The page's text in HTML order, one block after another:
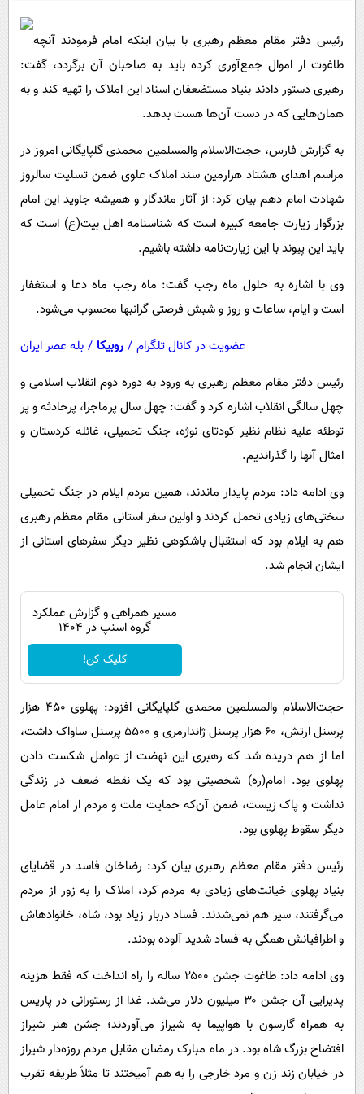
فناوری
گوناگون
حوادث
سلامت
بین الملل
اجتماعی
حیات وحش
سیاست خارجی
روانشناسی
آشپزی
دانلود
رئیس دفتر مقام معظم رهبری با بیان اینکه امام فرمودند آنچه
طاغوت از اموال جمع‌آوری کرده باید به صاحبان آن برگردد، گفت:
رهبری دستور دادند بنیاد مستضعفان اسناد این املاک را تهیه کند و به
همان‌هایی که در دست آن‌ها هست بدهد.
به گزارش فارس، حجت‌الاسلام والمسلمین محمدی گلپایگانی امروز در
مراسم اهدای هشتاد هزارمین سند املاک علوی ضمن تسلیت سالروز
شهادت امام دهم بیان کرد: از‌‌‌‌‌‌‌‌‌‌‌‌‌‌‌‌‌‌‌‌‌‌‌‌‌‌‌‌‌‌‌‌‌‌‌‌‌‌‌‌‌‌‌‌‌‌‌‌‌‌‌‌‌‌‌‌‌‌‌‌‌‌‌‌‌‌‌‌‌‌‌‌‌‌‌‌‌‌‌‌‌‌‌‌‌‌‌‌‌‌‌‌‌‌‌‌‌‌‌‌‌‌‌‌‌‌‌‌‌‌‌‌‌‌‌‌‌‌‌‌‌‌‌‌‌‌‌‌‌‌‌ آثار ماندگار و همیشه جاوید این امام
بزرگوار زیارت جامعه کبیره است که شناسنامه اهل بیت(ع) است که
باید این پیوند با این زیارت‌نامه داشته باشیم.
وی با اشاره به حلول ماه رجب گفت: ماه رجب ماه دعا و استغفار
است و ایام، ساعات و روز و شبش فرصتی گرانبها محسوب می‌شود.
عضویت در کانال تلگرام / روبیکا / بله عصر ایران
رئیس دفتر مقام معظم رهبری به ورود به دوره دوم انقلاب اسلامی و
چهل سالگی انقلاب اشاره کرد و گفت: چهل سال پرماجرا، پرحادثه و پر
توطئه علیه نظام نظیر کودتای نوژه، جنگ تحمیلی، غائله کردستان و
امثال آنها را گذراندیم.
وی ادامه داد:‌‌‌‌‌‌‌‌‌‌‌‌‌‌‌‌‌‌‌‌‌‌‌‌‌‌‌‌‌‌‌‌‌‌‌‌‌‌‌‌‌‌‌‌‌‌‌‌‌‌‌‌‌‌‌‌‌‌‌‌‌‌‌‌‌‌‌‌‌‌‌‌‌‌‌‌‌‌‌‌‌‌‌‌‌‌‌‌‌‌‌‌‌‌‌‌‌‌‌‌‌‌‌‌‌‌‌‌‌‌‌‌‌‌‌‌‌‌‌‌‌‌‌‌‌‌‌‌‌‌‌‌‌‌‌‌‌‌‌‌‌‌‌‌‌‌‌‌‌‌‌‌‌‌‌‌‌‌‌‌‌‌‌‌‌‌‌‌‌‌‌‌‌‌‌‌‌‌‌‌‌‌‌‌‌‌‌‌‌‌‌‌‌‌‌‌‌‌‌‌‌‌‌‌‌‌‌‌‌‌‌‌‌‌‌‌‌‌‌‌‌‌‌‌‌ مردم پایدار ماندند، همین مردم ایلام در جنگ تحمیلی
سختی‌های زیادی تحمل کردند و اولین سفر استانی مقام معظم رهبری
هم به ایلام بود که استقبال باشکوهی نظیر دیگر سفرهای استانی از‌‌‌‌‌‌‌‌‌‌‌‌‌‌‌‌‌‌‌‌‌‌‌‌‌‌‌‌‌‌‌‌‌‌‌‌‌‌‌‌‌‌‌‌‌‌‌‌‌‌‌‌‌‌‌‌‌‌‌‌‌‌‌‌‌‌‌‌‌‌‌‌‌‌‌‌‌‌‌‌‌‌‌‌‌‌‌‌‌‌‌‌‌‌‌‌‌‌‌‌‌‌‌‌‌‌‌‌‌‌‌‌‌‌‌‌‌‌‌‌‌‌‌‌‌‌‌‌‌‌‌
ایشان انجام شد.
مسیر همراهی و گزارش عملکرد
گروه اسنپ در ۱۴۰۴
کلیک کن!
حجت‌الاسلام والمسلمین محمدی گلپایگانی افزود‌‌‌‌‌‌‌‌‌‌‌‌‌‌‌‌‌‌‌‌‌‌‌‌‌‌‌‌‌‌‌‌‌‌‌‌‌‌‌‌‌‌‌‌‌‌‌‌‌‌‌‌‌‌‌‌‌‌‌‌‌‌‌‌‌‌‌‌‌‌‌‌‌‌‌‌‌‌‌‌‌‌‌‌‌‌‌‌‌‌‌‌‌‌‌‌‌‌‌‌‌‌‌‌‌‌‌‌‌‌‌‌‌‌‌‌‌‌‌‌‌‌‌‌‌‌‌‌‌‌‌‌‌‌‌‌‌‌‌‌‌‌‌‌‌‌‌‌‌‌‌‌‌‌‌‌‌‌‌‌‌‌‌‌‌‌‌‌‌‌‌‌‌‌‌‌‌‌‌‌‌‌‌‌‌‌‌‌‌‌‌‌‌‌‌‌‌‌‌‌‌‌‌‌‌‌‌‌‌‌‌: پهلوی ۴۵۰ هزار
پرسنل ارتش، ۶۰ هزار پرسنل ژاندارمری و ۵۵۰۰ پرسنل ساواک داشت،
اما از‌‌‌‌‌‌‌‌‌‌‌‌‌‌‌‌‌‌‌‌‌‌‌‌‌‌‌‌‌‌‌‌‌‌‌‌‌‌‌‌‌‌‌‌‌‌‌‌‌‌‌‌‌‌‌‌‌‌‌‌‌‌‌‌‌‌‌‌‌‌‌‌‌‌‌‌‌‌‌‌‌‌‌‌‌‌‌‌‌‌‌‌‌‌‌‌‌‌‌‌‌‌‌‌‌‌‌‌‌‌‌‌‌‌‌‌‌‌‌‌‌‌‌‌‌‌‌‌‌‌‌ هم دریده شد که رهبری این نهضت از‌‌‌‌‌‌‌‌‌‌‌‌‌‌‌‌‌‌‌‌‌‌‌‌‌‌‌‌‌‌‌‌‌‌‌‌‌‌‌‌‌‌‌‌‌‌‌‌‌‌‌‌‌‌‌‌‌‌‌‌‌‌‌‌‌‌‌‌‌‌‌‌‌‌‌‌‌‌‌‌‌‌‌‌‌‌‌‌‌‌‌‌‌‌‌‌‌‌‌‌‌‌‌‌‌‌‌‌‌‌‌‌‌‌‌‌‌‌‌‌‌‌‌‌‌‌‌‌‌‌‌ عوامل شکست دادن
پهلوی بود. امام(ره) شخصیتی بود که یک نقطه ضعف در زندگی
نداشت و پاک زیست، ضمن آن‌که حمایت ملت و مردم از‌‌‌‌‌‌‌‌‌‌‌‌‌‌‌‌‌‌‌‌‌‌‌‌‌‌‌‌‌‌‌‌‌‌‌‌‌‌‌‌‌‌‌‌‌‌‌‌‌‌‌‌‌‌‌‌‌‌‌‌‌‌‌‌‌‌‌‌‌‌‌‌‌‌‌‌‌‌‌‌‌‌‌‌‌‌‌‌‌‌‌‌‌‌‌‌‌‌‌‌‌‌‌‌‌‌‌‌‌‌‌‌‌‌‌‌‌‌‌‌‌‌‌‌‌‌‌‌‌‌‌ امام عامل
دیگر سقوط پهلوی بود.
رئیس دفتر مقام معظم رهبری بیان کرد: رضاخان فاسد در قضایای
بنیاد پهلوی خیانت‌های زیادی به مردم کرد، املاک را به زور از‌‌‌‌‌‌‌‌‌‌‌‌‌‌‌‌‌‌‌‌‌‌‌‌‌‌‌‌‌‌‌‌‌‌‌‌‌‌‌‌‌‌‌‌‌‌‌‌‌‌‌‌‌‌‌‌‌‌‌‌‌‌‌‌‌‌‌‌‌‌‌‌‌‌‌‌‌‌‌‌‌‌‌‌‌‌‌‌‌‌‌‌‌‌‌‌‌‌‌‌‌‌‌‌‌‌‌‌‌‌‌‌‌‌‌‌‌‌‌‌‌‌‌‌‌‌‌‌‌‌‌ مردم
می‌گرفتند، سیر هم نمی‌شدند. فساد دربار زیاد بود، شاه، خانوادهاش
و اطرافیانش همگی به فساد شدید آلوده بودند.
وی ادامه داد:‌‌‌‌‌‌‌‌‌‌‌‌‌‌‌‌‌‌‌‌‌‌‌‌‌‌‌‌‌‌‌‌‌‌‌‌‌‌‌‌‌‌‌‌‌‌‌‌‌‌‌‌‌‌‌‌‌‌‌‌‌‌‌‌‌‌‌‌‌‌‌‌‌‌‌‌‌‌‌‌‌‌‌‌‌‌‌‌‌‌‌‌‌‌‌‌‌‌‌‌‌‌‌‌‌‌‌‌‌‌‌‌‌‌‌‌‌‌‌‌‌‌‌‌‌‌‌‌‌‌‌‌‌‌‌‌‌‌‌‌‌‌‌‌‌‌‌‌‌‌‌‌‌‌‌‌‌‌‌‌‌‌‌‌‌‌‌‌‌‌‌‌‌‌‌‌‌‌‌‌‌‌‌‌‌‌‌‌‌‌‌‌‌‌‌‌‌‌‌‌‌‌‌‌‌‌‌‌‌‌‌‌‌‌‌‌‌‌‌‌‌‌‌‌‌ طاغوت جشن ۲۵۰۰ ساله را راه انداخت که فقط هزینه
پذیرایی آن جشن ۳۰ میلیون دلار می‌شد. غذا از‌‌‌‌‌‌‌‌‌‌‌‌‌‌‌‌‌‌‌‌‌‌‌‌‌‌‌‌‌‌‌‌‌‌‌‌‌‌‌‌‌‌‌‌‌‌‌‌‌‌‌‌‌‌‌‌‌‌‌‌‌‌‌‌‌‌‌‌‌‌‌‌‌‌‌‌‌‌‌‌‌‌‌‌‌‌‌‌‌‌‌‌‌‌‌‌‌‌‌‌‌‌‌‌‌‌‌‌‌‌‌‌‌‌‌‌‌‌‌‌‌‌‌‌‌‌‌‌‌‌‌ رستورانی در پاریس
به همراه گارسون با هواپیما به شیراز می‌آوردند؛ جشن هنر شیراز
افتضاح بزرگ شاه بود. در ماه مبارک رمضان مقابل مردم روزه‌دار شیراز
در خیابان زند زن و مرد خارجی را به هم آمیختند تا مثلاً طریقه تقرب